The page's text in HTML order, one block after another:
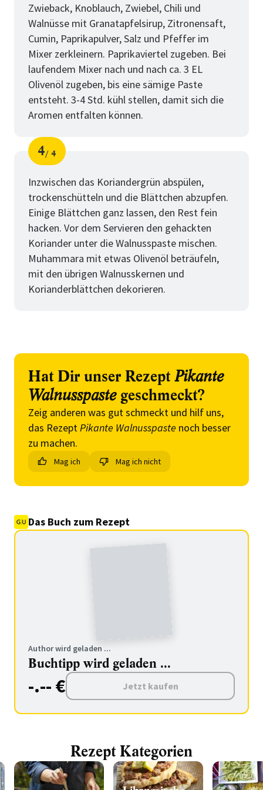
Zwieback, Knoblauch, Zwiebel, Chili und
Walnüsse mit Granatapfelsirup, Zitronensaft,
Cumin, Paprikapulver, Salz und Pfeffer im
Mixer zerkleinern. Paprikaviertel zugeben. Bei
laufendem Mixer nach und nach ca. 3 EL
Olivenöl zugeben, bis eine sämige Paste
entsteht. 3-4 Std. kühl stellen, damit sich die
Aromen entfalten können.
Schritt
4
von
4
Inzwischen das Koriandergrün abspülen,
trockenschütteln und die Blättchen abzupfen.
Einige Blättchen ganz lassen, den Rest fein
hacken. Vor dem Servieren den gehackten
Koriander unter die Walnusspaste mischen.
Muhammara mit etwas Olivenöl beträufeln,
mit den übrigen Walnusskernen und
Korianderblättchen dekorieren.
Hat Dir unser Rezept Pikante
Walnusspastegeschmeckt?
Zeig anderen was gut schmeckt und hilf uns,
das RezeptPikante Walnusspaste noch besser
zu machen.
Mag ich Mag ich nicht
Das Buch zum Rezept
Author wird geladen ...
Buchtipp wird geladen ...
-.-- € Jetzt kaufen
Rezept Kategorien